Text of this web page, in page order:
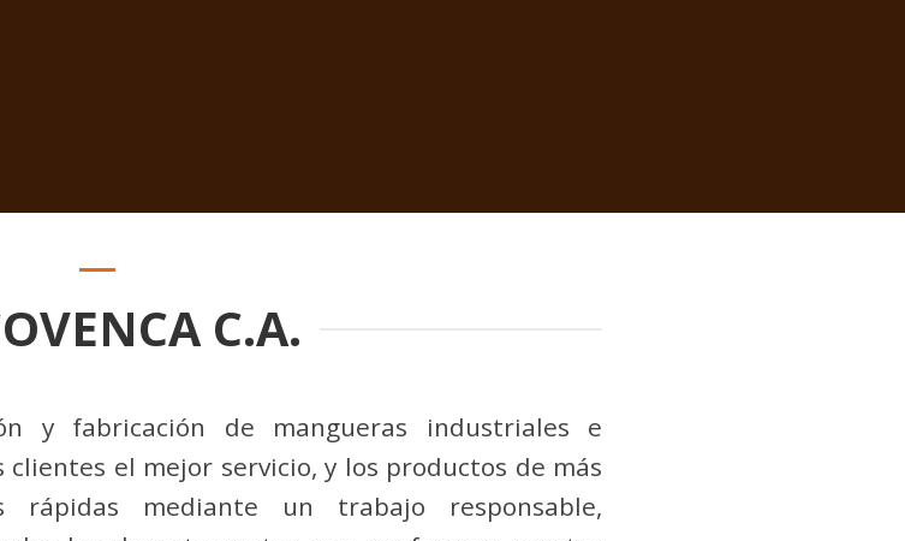
C.A.
y fabricación de mangueras industriales e
el mejor servicio, y los productos de más
rápidas mediante un trabajo responsable,